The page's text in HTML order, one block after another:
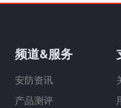
频道&服务
安防资讯
产品测评